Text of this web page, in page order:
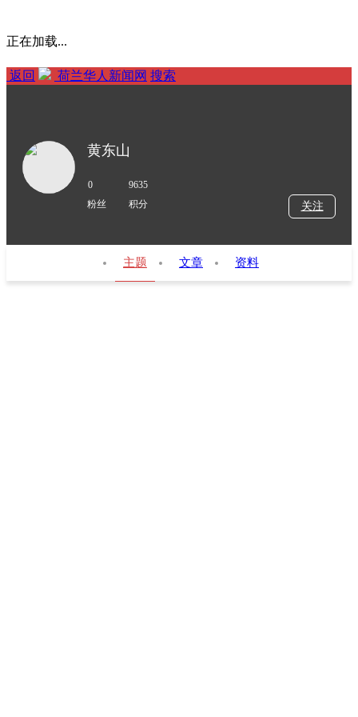
正在加载...
返回 荷兰华人新闻网 搜索
黄东山
0
粉丝
9635
积分
关注
主题 文章 资料